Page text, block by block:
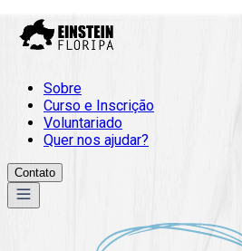
Sobre
Curso e Inscrição
Voluntariado
Quer nos ajudar?
Contato